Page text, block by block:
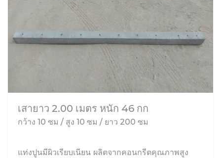
เสายาว 2.00 เมตร หนัก 46 กก
กว้าง 10 ซม / สูง 10 ซม / ยาว 200 ซม
แท่งปูนมีผิวเรียบเนียน ผลิตจากคอนกรีตคุณภาพสูง